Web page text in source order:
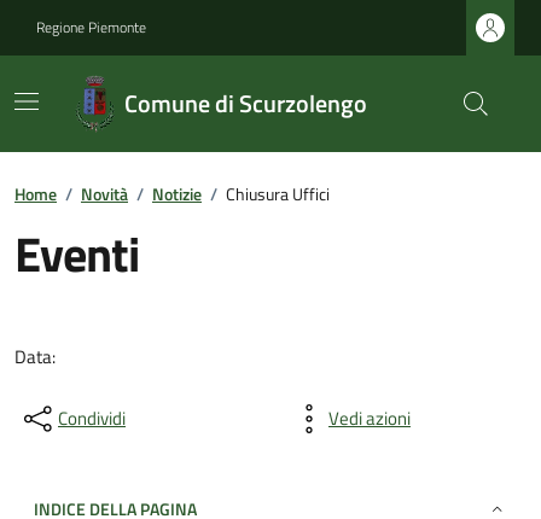
Regione Piemonte
Comune di Scurzolengo
Home / Novità / Notizie / Chiusura Uffici
Eventi
Data:
Condividi Vedi azioni
INDICE DELLA PAGINA